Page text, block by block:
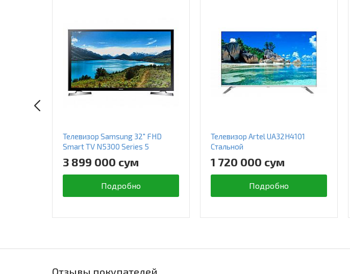
Телевизор Samsung 32" FHD
Smart TV N5300 Series 5
3 899 000 сум
Подробно
Телевизор Artel UA32H4101
Стальной
1 720 000 сум
Подробно
Отзывы покупателей